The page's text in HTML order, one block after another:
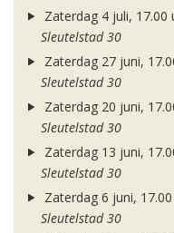
Zaterdag 4 juli, 17.00
Sleutelstad 30
Zaterdag 27 juni,
Sleutelstad 30
Zaterdag 20 juni,
Sleutelstad 30
Zaterdag 13 juni,
Sleutelstad 30
Zaterdag 6 juni,
Sleutelstad 30